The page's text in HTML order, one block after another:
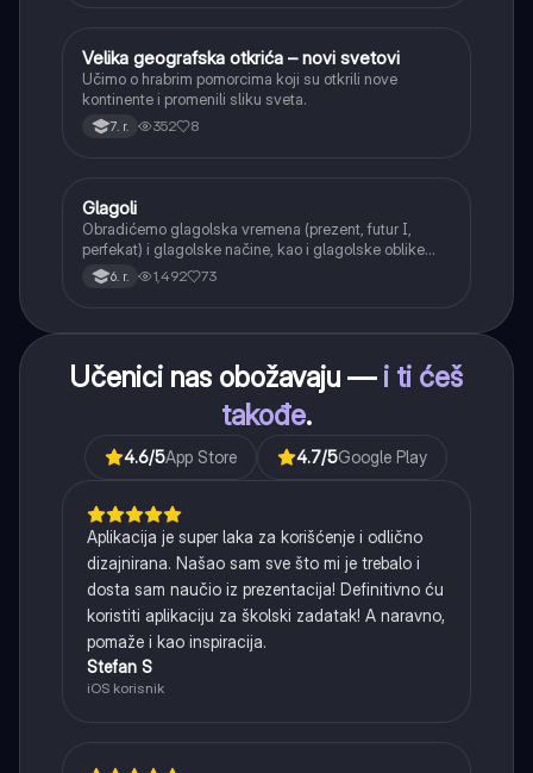
Istorija
Velika geografska otkrića – novi svetovi
Učimo o hrabrim pomorcima koji su otkrili nove
kontinente i promenili sliku sveta.
7. r. 352 8
Srpski jezik
Glagoli
Obradićemo glagolska vremena (prezent, futur I,
perfekat) i glagolske načine, kao i glagolske oblike
(infinitiv, glagolski pridevi i prilozi) i glagolski vid
(svršeni i nesvršeni).
6. r. 1,492 73
Učenici nas obožavaju — i ti ćeš
takođe.
4.6/5App Store 4.7/5Google Play
Aplikacija je super laka za korišćenje i odlično
dizajnirana. Našao sam sve što mi je trebalo i
dosta sam naučio iz prezentacija! Definitivno ću
koristiti aplikaciju za školski zadatak! A naravno,
pomaže i kao inspiracija.
Stefan S
iOS korisnik